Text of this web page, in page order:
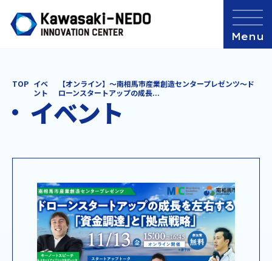
TOP イベ
ント
【オンライン】～南相馬市産業創造センタープレゼンツ～ド
ローンスタートアップの成長...
イベント